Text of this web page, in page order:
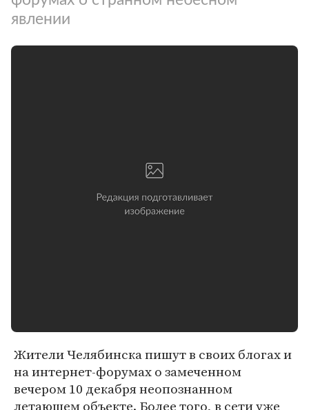
явлении
Жители Челябинска пишут в своих блогах и
на интернет-форумах о замеченном
вечером 10 декабря неопознанном
летающем объекте. Более того, в сети уже